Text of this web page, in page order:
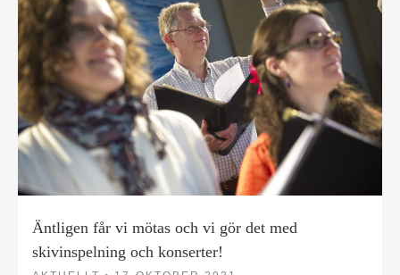
Äntligen får vi mötas och vi gör det med
skivinspelning och konserter!